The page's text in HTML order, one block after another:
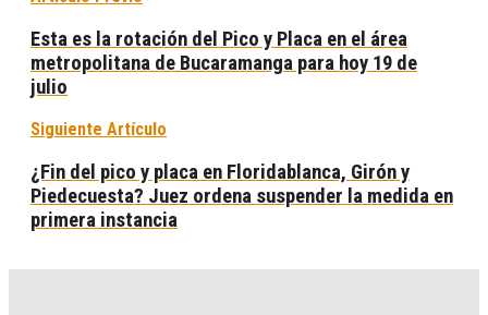
Esta es la rotación del Pico y Placa en el área
metropolitana de Bucaramanga para hoy 19 de
julio
Siguiente Artículo
¿Fin del pico y placa en Floridablanca, Girón y
Piedecuesta? Juez ordena suspender la medida en
primera instancia